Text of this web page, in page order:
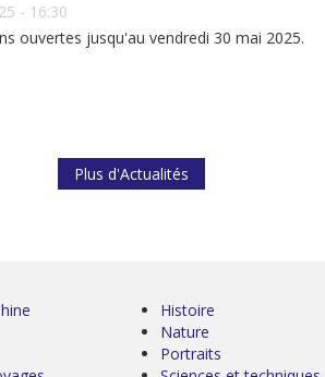
- 16:30
ouvertes jusqu'au vendredi 30 mai 2025.
Plus d'Actualités
Histoire
Nature
Portraits